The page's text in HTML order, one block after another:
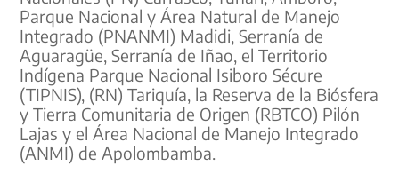
Parque Nacional y Área Natural de Manejo
Integrado (PNANMI) Madidi, Serranía de
Aguaragüe, Serranía de Iñao, el Territorio
Indígena Parque Nacional Isiboro Sécure
(TIPNIS), (RN) Tariquía, la Reserva de la Biósfera
y Tierra Comunitaria de Origen (RBTCO) Pilón
Lajas y el Área Nacional de Manejo Integrado
(ANMI) de Apolombamba.